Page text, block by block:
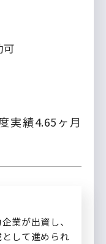
実績4.65ヶ月
業が出資し、
して進められ